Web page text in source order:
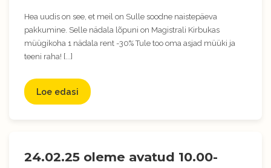
Hea uudis on see, et meil on Sulle soodne naistepäeva
pakkumine. Selle nädala lõpuni on Magistrali Kirbukas
müügikoha 1 nädala rent -30% Tule too oma asjad müüki ja
teeni raha! [...]
Loe edasi
24.02.25 oleme avatud 10.00-